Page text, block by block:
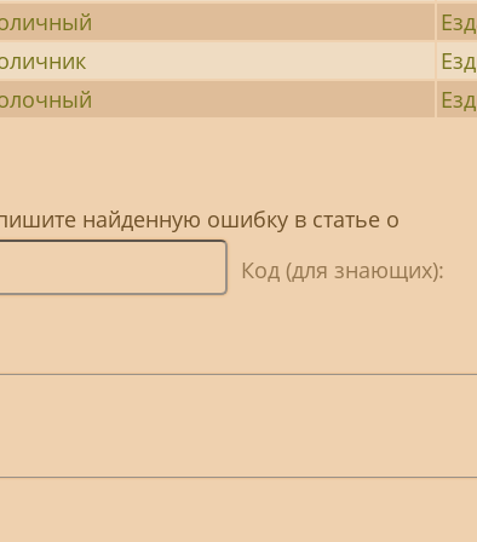
найденную ошибку в статье о
Код (для знающих):